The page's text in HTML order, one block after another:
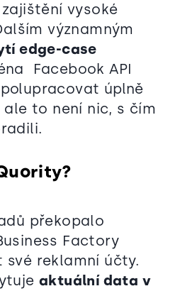
vysoké
významným
edge-case
Facebook API
úplně
to není nic, s čím
překopalo
Factory
své reklamní účty.
aktuální data v